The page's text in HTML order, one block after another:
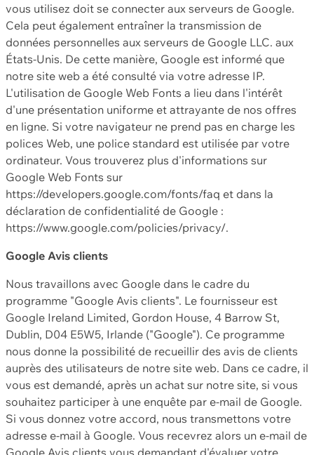
vous utilisez doit se connecter aux serveurs de Google.
Cela peut également entraîner la transmission de
données personnelles aux serveurs de Google LLC. aux
États-Unis. De cette manière, Google est informé que
notre site web a été consulté via votre adresse IP.
L'utilisation de Google Web Fonts a lieu dans l'intérêt
d'une présentation uniforme et attrayante de nos offres
en ligne. Si votre navigateur ne prend pas en charge les
polices Web, une police standard est utilisée par votre
ordinateur. Vous trouverez plus d'informations sur
Google Web Fonts sur
https://developers.google.com/fonts/faq et dans la
déclaration de confidentialité de Google :
https://www.google.com/policies/privacy/.
Google Avis clients
Nous travaillons avec Google dans le cadre du
programme "Google Avis clients". Le fournisseur est
Google Ireland Limited, Gordon House, 4 Barrow St,
Dublin, D04 E5W5, Irlande ("Google"). Ce programme
nous donne la possibilité de recueillir des avis de clients
auprès des utilisateurs de notre site web. Dans ce cadre, il
vous est demandé, après un achat sur notre site, si vous
souhaitez participer à une enquête par e-mail de Google.
Si vous donnez votre accord, nous transmettons votre
adresse e-mail à Google. Vous recevrez alors un e-mail de